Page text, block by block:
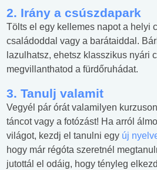
2. Irány a csúszdapark
Tölts el egy kellemes napot a helyi
családoddal vagy a barátaiddal.
lazulhatsz, ehetsz klasszikus nyári
megvillanthatod a fürdőruhádat.
3. Tanulj valamit
Vegyél pár órát valamilyen
táncot vagy a fotózást! Ha arról
világot, kezdj el tanulni egy új
hogy már régóta szeretnél
jutottál el odáig, hogy tényleg